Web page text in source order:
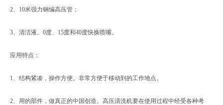
2、10米强力钢编高压管；
3、清洁液、0度、15度和40度快换喷嘴。
应用特点：
1、结构紧凑，操作方便。非常方便于移动到的工作地点。
2、用的部件，做真正的中国创造。高压清洗机要在使用过程中经受各种考